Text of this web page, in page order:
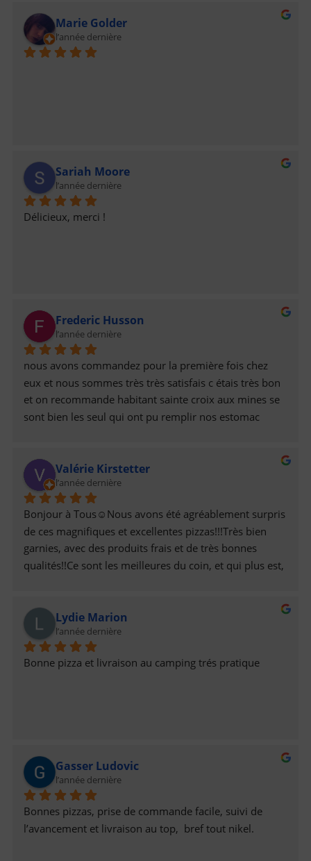
vous voulez votre pizza à un horaire raisonnable.Keep
up the good work !Maxime
Marie Golder
l’année dernière
Sariah Moore
l’année dernière
Délicieux, merci !
Frederic Husson
l’année dernière
nous avons commandez pour la première fois chez
eux et nous sommes très très satisfais c étais très bon
et on recommande habitant sainte croix aux mines se
sont bien les seul qui ont pu remplir nos estomac
Valérie Kirstetter
l’année dernière
Bonjour à Tous☺️Nous avons été agréablement surpris
de ces magnifiques et excellentes pizzas!!!Très bien
garnies, avec des produits frais et de très bonnes
qualités!!Ce sont les meilleures du coin, et qui plus est,
Eux, 👏Désormais nous sommes de nouveaux clients,
et comptons bien continuer à nous régaler!!😋N’hésitez
pas à tester, elles sont justes incroyables 😻Belle
continuation à Eux, ainsi qu’à vous Tous😚Valérie
Lydie Marion
l’année dernière
Bonne pizza et livraison au camping trés pratique
Gasser Ludovic
l’année dernière
Bonnes pizzas, prise de commande facile, suivi de
l’avancement et livraison au top,  bref tout nikel.